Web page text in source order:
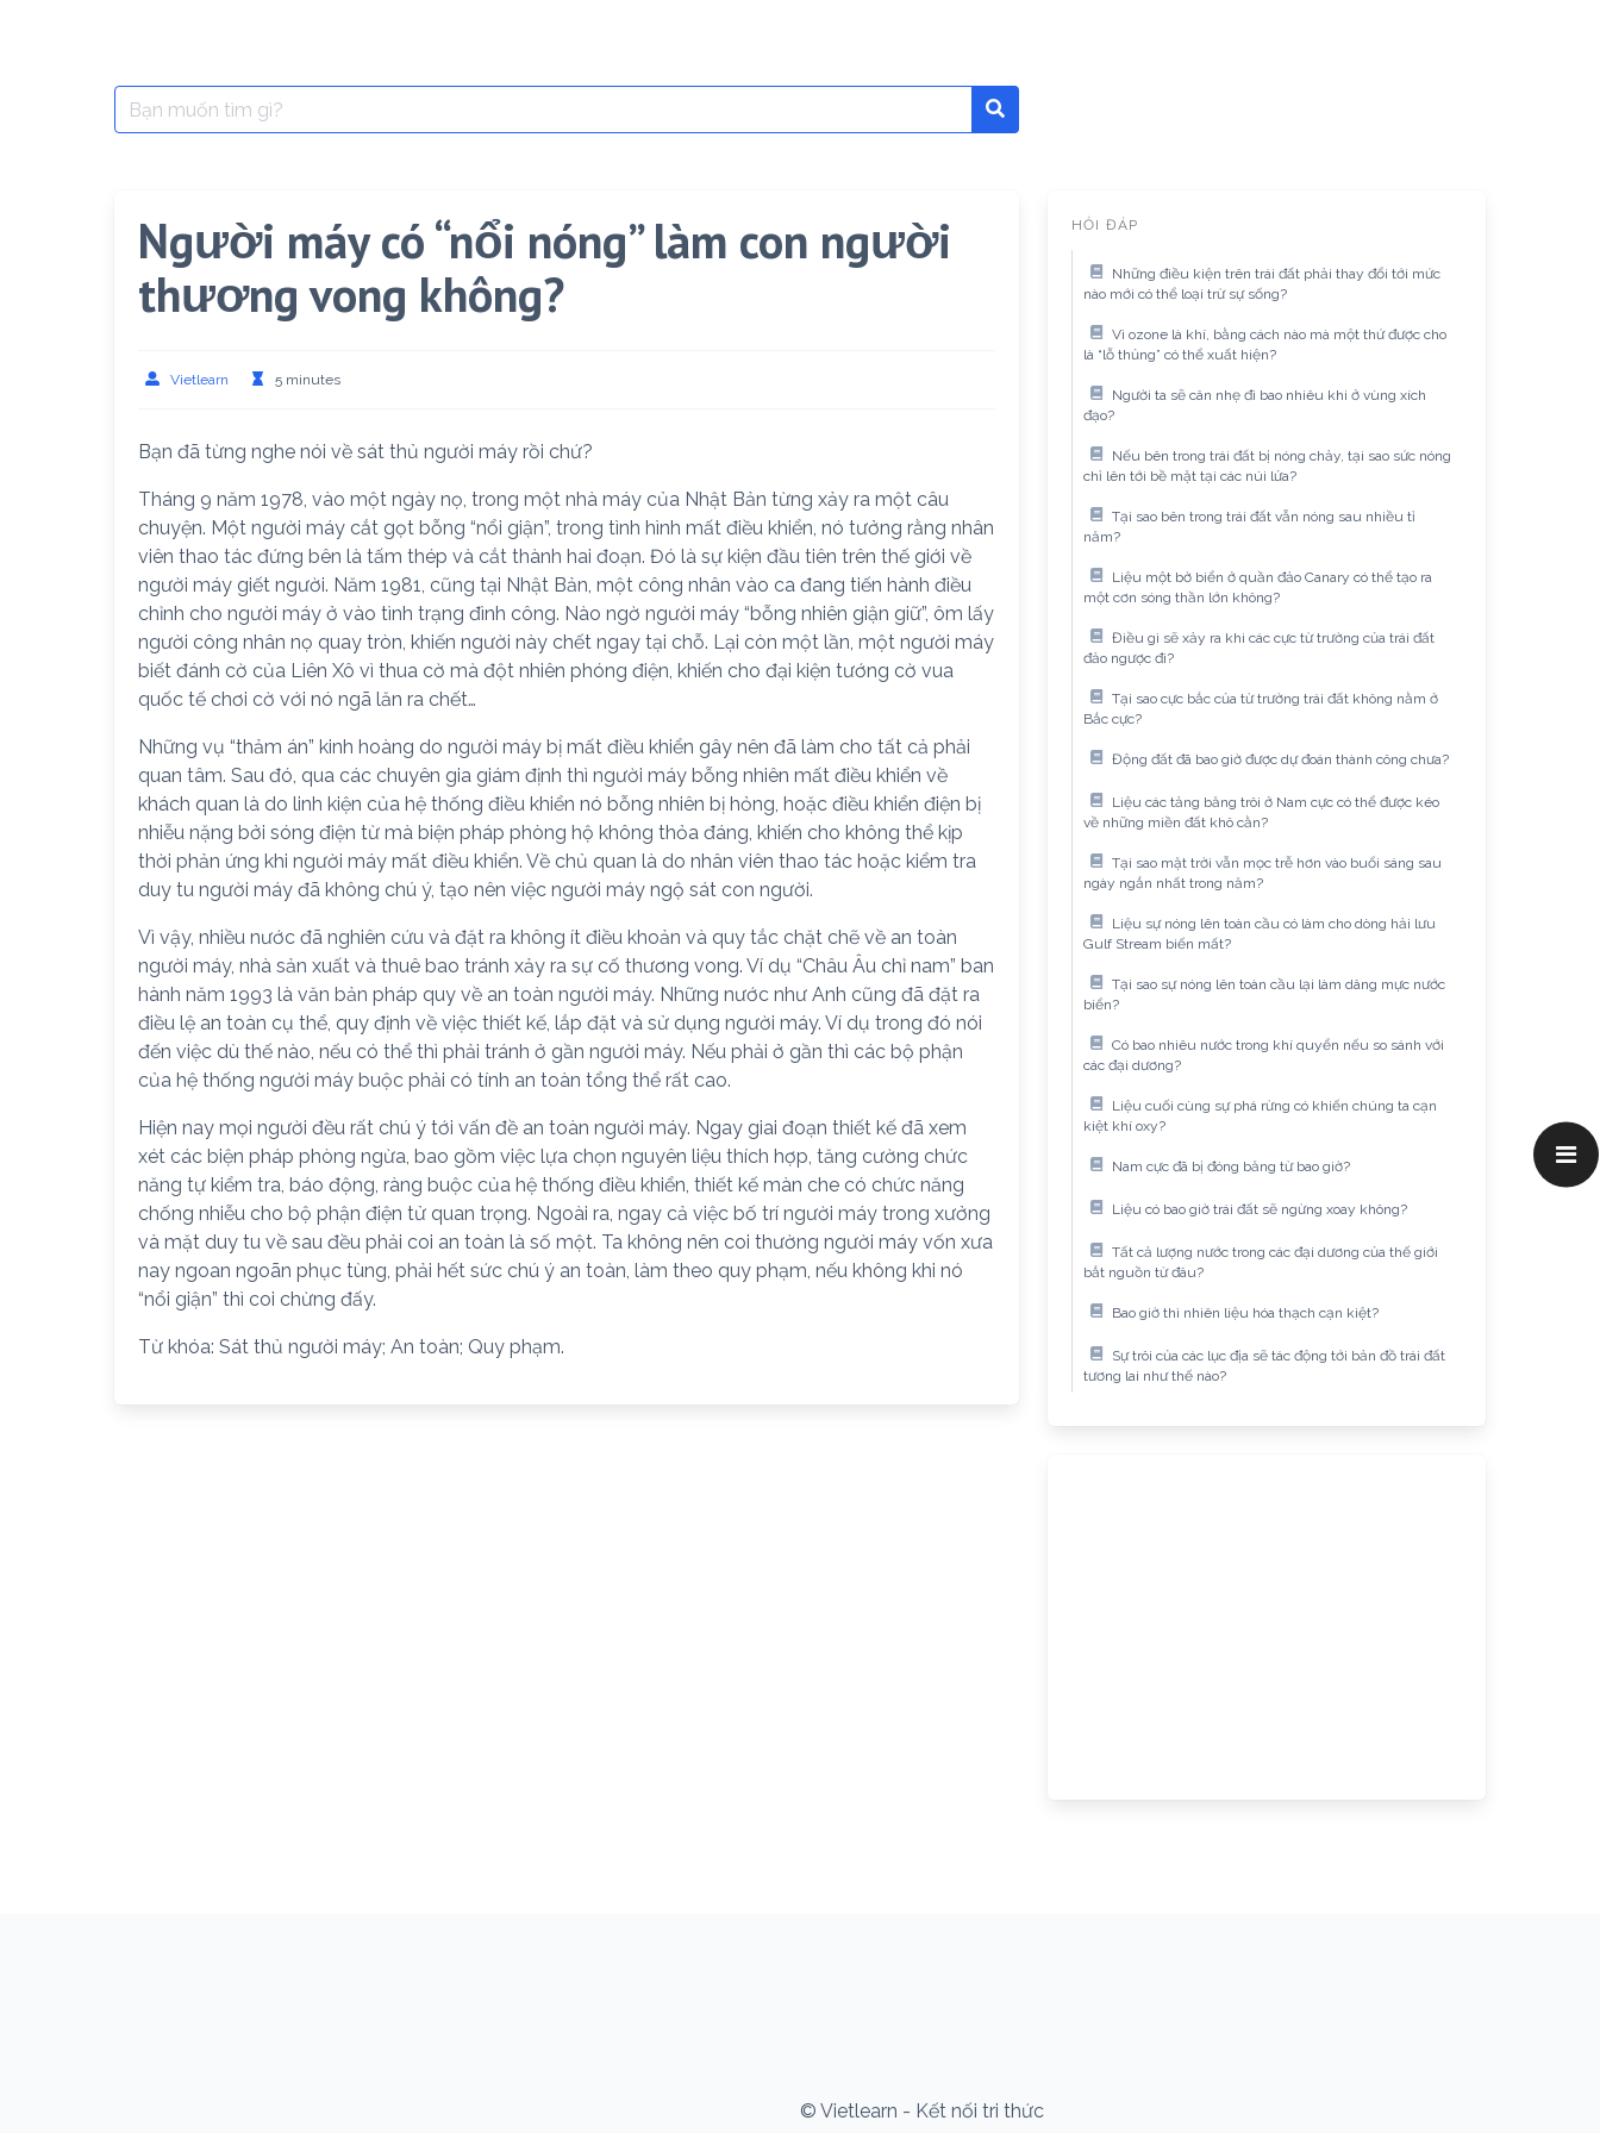
Search
for:
Người máy có “nổi nóng” làm con người
thương vong không?
Vietlearn 5 minutes
Bạn đã từng nghe nói về sát thủ người máy rồi chứ?
Tháng 9 năm 1978, vào một ngày nọ, trong một nhà máy của Nhật Bản từng xảy ra một câu
chuyện. Một người máy cắt gọt bỗng “nổi giận”, trong tình hình mất điều khiển, nó tưởng rằng nhân
viên thao tác đứng bên là tấm thép và cắt thành hai đoạn. Đó là sự kiện đầu tiên trên thế giới về
người máy giết người. Năm 1981, cũng tại Nhật Bản, một công nhân vào ca đang tiến hành điều
chỉnh cho người máy ở vào tình trạng đình công. Nào ngờ người máy “bỗng nhiên giận giữ”, ôm lấy
người công nhân nọ quay tròn, khiến người này chết ngay tại chỗ. Lại còn một lần, một người máy
biết đánh cờ của Liên Xô vì thua cờ mà đột nhiên phóng điện, khiến cho đại kiện tướng cờ vua
quốc tế chơi cờ với nó ngã lăn ra chết…
Những vụ “thảm án” kinh hoàng do người máy bị mất điều khiển gây nên đã làm cho tất cả phải
quan tâm. Sau đó, qua các chuyên gia giám định thì người máy bỗng nhiên mất điều khiển về
khách quan là do linh kiện của hệ thống điều khiển nó bỗng nhiên bị hỏng, hoặc điều khiển điện bị
nhiễu nặng bởi sóng điện từ mà biện pháp phòng hộ không thỏa đáng, khiến cho không thể kịp
thời phản ứng khi người máy mất điều khiển. Về chủ quan là do nhân viên thao tác hoặc kiểm tra
duy tu người máy đã không chú ý, tạo nên việc người máy ngộ sát con người.
Vì vậy, nhiều nước đã nghiên cứu và đặt ra không ít điều khoản và quy tắc chặt chẽ về an toàn
người máy, nhà sản xuất và thuê bao tránh xảy ra sự cố thương vong. Ví dụ “Châu Âu chỉ nam” ban
hành năm 1993 là văn bản pháp quy về an toàn người máy. Những nước như Anh cũng đã đặt ra
điều lệ an toàn cụ thể, quy định về việc thiết kế, lắp đặt và sử dụng người máy. Ví dụ trong đó nói
đến việc dù thế nào, nếu có thể thì phải tránh ở gần người máy. Nếu phải ở gần thì các bộ phận
của hệ thống người máy buộc phải có tính an toàn tổng thể rất cao.
Hiện nay mọi người đều rất chú ý tới vấn đề an toàn người máy. Ngay giai đoạn thiết kế đã xem
xét các biện pháp phòng ngừa, bao gồm việc lựa chọn nguyên liệu thích hợp, tăng cường chức
năng tự kiểm tra, báo động, ràng buộc của hệ thống điều khiển, thiết kế màn che có chức năng
chống nhiễu cho bộ phận điện tử quan trọng. Ngoài ra, ngay cả việc bố trí người máy trong xưởng
và mặt duy tu về sau đều phải coi an toàn là số một. Ta không nên coi thường người máy vốn xưa
nay ngoan ngoãn phục tùng, phải hết sức chú ý an toàn, làm theo quy phạm, nếu không khi nó
“nổi giận” thì coi chừng đấy.
Từ khóa: Sát thủ người máy; An toàn; Quy phạm.
HỎI ĐÁP
Những điều kiện trên trái đất phải thay đổi tới mức
nào mới có thể loại trừ sự sống?
Vì ozone là khí, bằng cách nào mà một thứ được cho
là “lỗ thủng” có thể xuất hiện?
Người ta sẽ cân nhẹ đi bao nhiêu khi ở vùng xích
đạo?
Nếu bên trong trái đất bị nóng chảy, tại sao sức nóng
chỉ lên tới bề mặt tại các núi lửa?
Tại sao bên trong trái đất vẫn nóng sau nhiều tỉ
năm?
Liệu một bờ biển ở quần đảo Canary có thể tạo ra
một cơn sóng thần lớn không?
Điều gì sẽ xảy ra khi các cực từ trường của trái đất
đảo ngược đi?
Tại sao cực bắc của từ trường trái đất không nằm ở
Bắc cực?
Động đất đã bao giờ được dự đoán thành công chưa?
Liệu các tảng băng trôi ở Nam cực có thể được kéo
về những miền đất khô cằn?
Tại sao mặt trời vẫn mọc trễ hơn vào buổi sáng sau
ngày ngắn nhất trong năm?
Liệu sự nóng lên toàn cầu có làm cho dòng hải lưu
Gulf Stream biến mất?
Tại sao sự nóng lên toàn cầu lại làm dâng mực nước
biển?
Có bao nhiêu nước trong khí quyển nếu so sánh với
các đại dương?
Liệu cuối cùng sự phá rừng có khiến chúng ta cạn
kiệt khí oxy?
Nam cực đã bị đóng băng từ bao giờ?
Liệu có bao giờ trái đất sẽ ngừng xoay không?
Tất cả lượng nước trong các đại dương của thế giới
bắt nguồn từ đâu?
Bao giờ thì nhiên liệu hóa thạch cạn kiệt?
Sự trôi của các lục địa sẽ tác động tới bản đồ trái đất
tương lai như thế nào?
© Vietlearn - Kết nối tri thức